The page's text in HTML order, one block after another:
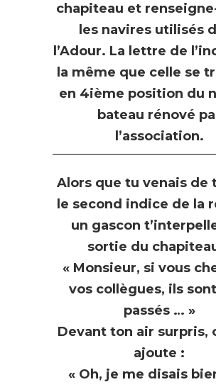
chapiteau et
les navires utilisés
l’Adour. La lettre de
la même que celle se
en 4ième position du
bateau rénové
l’association.
Alors que tu venais de
le second indice de la
un gascon
sortie du
« Monsieur, si vous
vos collègues, ils
passés … »
Devant ton air surpris,
ajoute :
« Oh, je me disais